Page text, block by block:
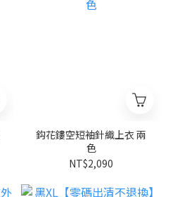
鈎花鏤空短袖針織上衣 兩
色
NT$2,090